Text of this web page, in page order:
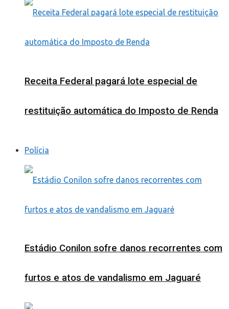
Receita Federal pagará lote especial de
restituição automática do Imposto de Renda
Polícia
Estádio Conilon sofre danos recorrentes com
furtos e atos de vandalismo em Jaguaré